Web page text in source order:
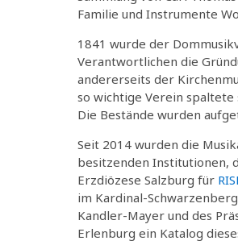
Familie und Instrumente
1841 wurde der
Verantwortlichen die
andererseits der
so wichtige Verein
Die Bestände wurden
Seit 2014 wurden die
besitzenden Institutionen,
Erzdiözese Salzburg für
im Kardinal-
Kandler-Mayer und des
Erlenburg ein Katalog